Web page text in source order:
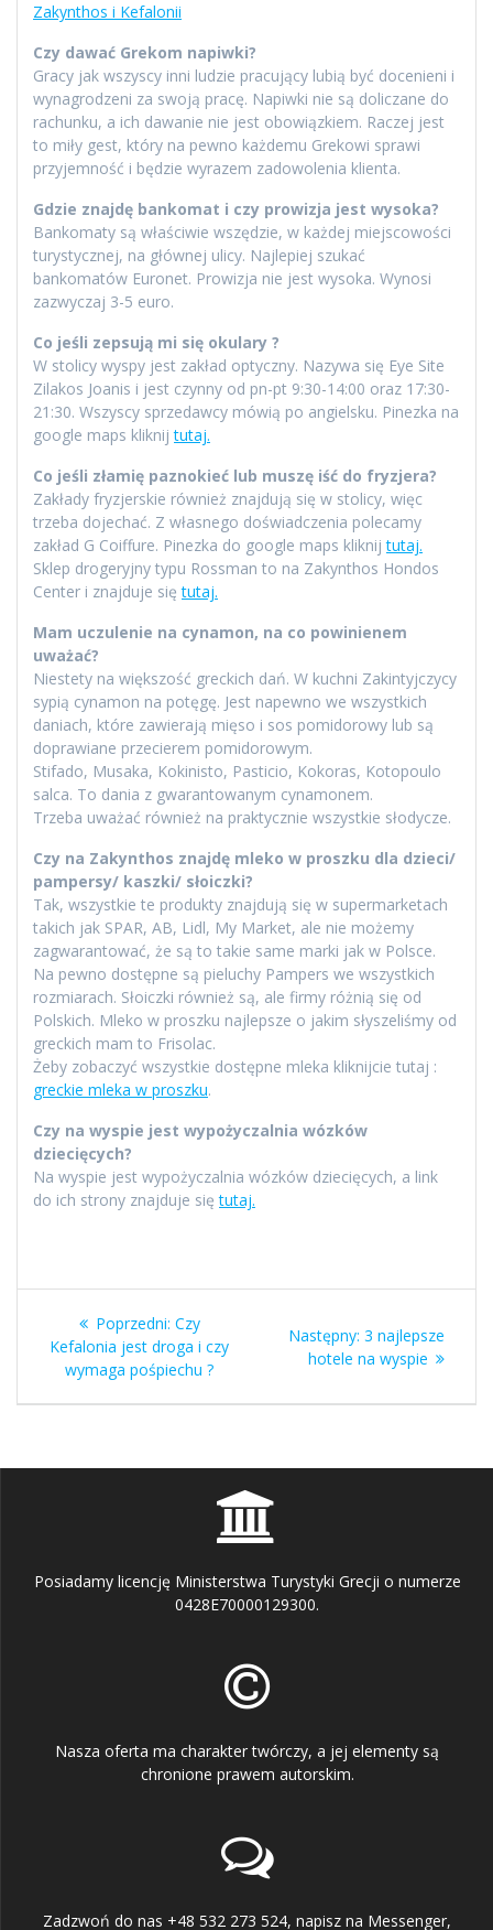
Zakynthos i Kefalonii
Czy dawać Grekom napiwki?
Gracy jak wszyscy inni ludzie pracujący lubią być docenieni i
wynagrodzeni za swoją pracę. Napiwki nie są doliczane do
rachunku, a ich dawanie nie jest obowiązkiem. Raczej jest
to miły gest, który na pewno każdemu Grekowi sprawi
przyjemność i będzie wyrazem zadowolenia klienta.
Gdzie znajdę bankomat i czy prowizja jest wysoka?
Bankomaty są właściwie wszędzie, w każdej miejscowości
turystycznej, na głównej ulicy. Najlepiej szukać
bankomatów Euronet. Prowizja nie jest wysoka. Wynosi
zazwyczaj 3-5 euro.
Co jeśli zepsują mi się okulary ?
W stolicy wyspy jest zakład optyczny. Nazywa się Eye Site
Zilakos Joanis i jest czynny od pn-pt 9:30-14:00 oraz 17:30-
21:30. Wszyscy sprzedawcy mówią po angielsku. Pinezka na
google maps kliknijtutaj.
Co jeśli złamię paznokieć lub muszę iść do fryzjera?
Zakłady fryzjerskie również znajdują się w stolicy, więc
trzeba dojechać. Z własnego doświadczenia polecamy
zakład G Coiffure. Pinezka do google maps kliknijtutaj.
Sklep drogeryjny typu Rossman to na Zakynthos Hondos
Center i znajduje siętutaj.
Mam uczulenie na cynamon, na co powinienem
uważać?
Niestety na większość greckich dań. W kuchni Zakintyjczycy
sypią cynamon na potęgę. Jest napewno we wszystkich
daniach, które zawierają mięso i sos pomidorowy lub są
doprawiane przecierem pomidorowym.
Stifado, Musaka, Kokinisto, Pasticio, Kokoras, Kotopoulo
salca. To dania z gwarantowanym cynamonem.
Trzeba uważać również na praktycznie wszystkie słodycze.
Czy na Zakynthos znajdę mleko w proszku dla dzieci/
pampersy/ kaszki/ słoiczki?
Tak, wszystkie te produkty znajdują się w supermarketach
takich jak SPAR, AB, Lidl, My Market, ale nie możemy
zagwarantować, że są to takie same marki jak w Polsce.
Na pewno dostępne są pieluchy Pampers we wszystkich
rozmiarach. Słoiczki również są, ale firmy różnią się od
Polskich. Mleko w proszku najlepsze o jakim słyszeliśmy od
greckich mam to Frisolac.
Żeby zobaczyć wszystkie dostępne mleka kliknijcie tutaj :
greckie mleka w proszku.
Czy na wyspie jest wypożyczalnia wózków
dziecięcych?
Na wyspie jest wypożyczalnia wózków dziecięcych, a link
do ich strony znajduje siętutaj.
Nawigacja
wpisu
Poprzedni: Poprzedni
wpis:
Czy
Kefalonia jest droga i czy
wymaga pośpiechu ?
Następny: Następny
wpis:
3 najlepsze
hotele na wyspie
Posiadamy licencję Ministerstwa Turystyki Grecji o numerze
0428E70000129300.
Nasza oferta ma charakter twórczy, a jej elementy są
chronione prawem autorskim.
Zadzwoń do nas +48 532 273 524, napisz na Messenger,